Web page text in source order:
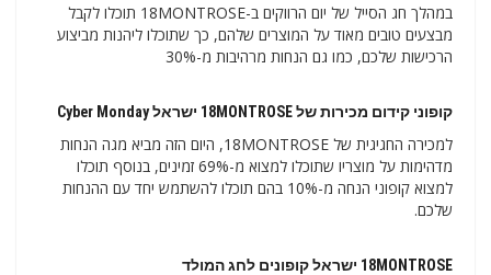
במהלך חג הסייל של יום הרווקים ב-18MONTROSE תוכלו לקבל
מבצעים טובים מאוד על המוצרים שלהם, כך שתוכלו ליהנות מביצוע
הרכישות שלכם, כמו גם הנחות מרהיבות מ-30%
קופוני קידום מכירות של 18MONTROSE ישראל Cyber ​​​​Monday
למכירה החגיגית של 18MONTROSE, היום הזה מביא מגה הנחות
מדהימות על מוצריו שתוכלו למצוא מ-69% זמינים, בנוסף תוכלו
למצוא קופוני הנחה מ-10% בהם תוכלו להשתמש יחד עם ההנחות
שלכם.
18MONTROSE ישראל קופונים לחג המולד